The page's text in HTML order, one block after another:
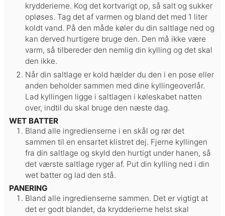
krydderierne. Kog det kortvarigt op, så salt og sukker
opløses. Tag det af varmen og bland det med 1 liter
koldt vand. På den måde køler du din saltlage ned og
kan derved hurtigere bruge den. Den må ikke være
varm, så tilbereder den nemlig din kylling og det skal
den ikke.
Når din saltlage er kold hælder du den i en pose eller
anden beholder sammen med dine kyllingeoverlår.
Lad kyllingen ligge i saltlagen i køleskabet natten
over, indtil du skal bruge den næste dag.
WET BATTER
Bland alle ingredienserne i en skål og rør det
sammen til en ensartet klistret dej. Fjerne kyllingen
fra din saltlage og skyld den hurtigt under hanen, så
det værste saltlage ryger af. Put din kylling ned i din
wet batter og lad den stå.
PANERING
Bland alle ingredienserne sammen. Det er vigtigt at
det er godt blandet, da krydderierne helst skal